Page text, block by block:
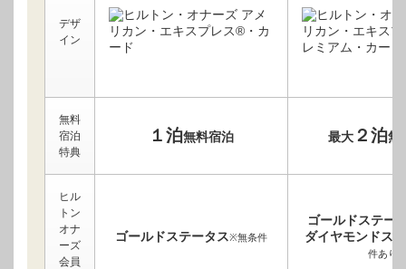
デザ
イン
無料
宿泊
特典
１泊無料宿泊 最大２泊無
ヒル
トン
オナ
ーズ
会員
ゴールドステータス※無条件
ゴールドステー
ダイヤモンドス
件あり